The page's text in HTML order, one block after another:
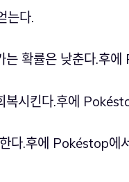
는다.
확률은 낮춘다.후
시킨다.후에
다.후에 Pokéstop에